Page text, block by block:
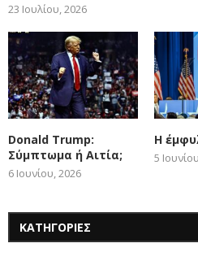
23 Ιουλίου, 2026
Donald Trump:
Σύμπτωμα ή Αιτία;
6 Ιουνίου, 2026
Η
5
ΚΑΤΗΓΟΡΙΕΣ